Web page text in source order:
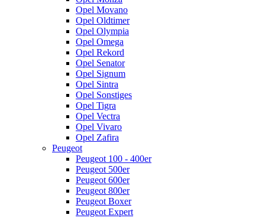
Opel Movano
Opel Oldtimer
Opel Olympia
Opel Omega
Opel Rekord
Opel Senator
Opel Signum
Opel Sintra
Opel Sonstiges
Opel Tigra
Opel Vectra
Opel Vivaro
Opel Zafira
Peugeot
Peugeot 100 - 400er
Peugeot 500er
Peugeot 600er
Peugeot 800er
Peugeot Boxer
Peugeot Expert